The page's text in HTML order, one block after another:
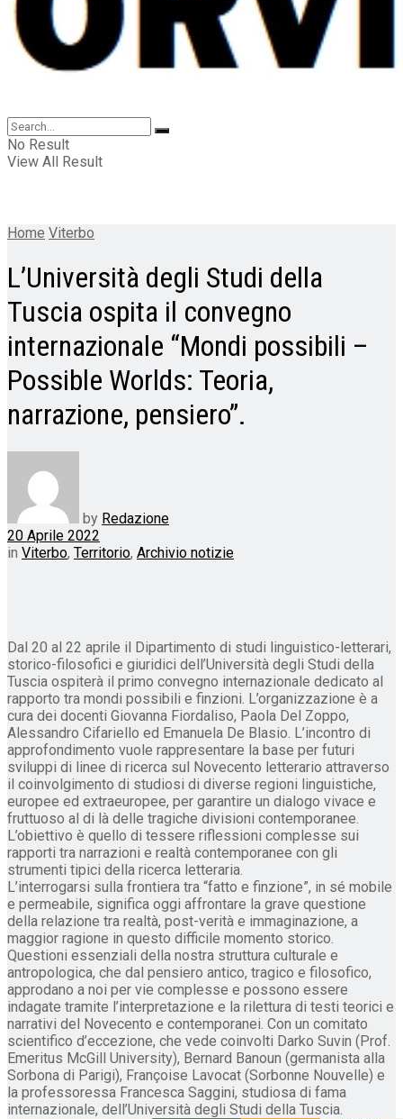
No Result
View All Result
Home Viterbo
L’Università degli Studi della
Tuscia ospita il convegno
internazionale “Mondi possibili –
Possible Worlds: Teoria,
narrazione, pensiero”.
by Redazione
20 Aprile 2022
in Viterbo, Territorio, Archivio notizie
Dal 20 al 22 aprile il Dipartimento di studi linguistico-letterari,
storico-filosofici e giuridici dell’Università degli Studi della
Tuscia ospiterà il primo convegno internazionale dedicato al
rapporto tra mondi possibili e finzioni. L’organizzazione è a
cura dei docenti Giovanna Fiordaliso, Paola Del Zoppo,
Alessandro Cifariello ed Emanuela De Blasio. L’incontro di
approfondimento vuole rappresentare la base per futuri
sviluppi di linee di ricerca sul Novecento letterario attraverso
il coinvolgimento di studiosi di diverse regioni linguistiche,
europee ed extraeuropee, per garantire un dialogo vivace e
fruttuoso al di là delle tragiche divisioni contemporanee.
L’obiettivo è quello di tessere riflessioni complesse sui
rapporti tra narrazioni e realtà contemporanee con gli
strumenti tipici della ricerca letteraria.
L’interrogarsi sulla frontiera tra “fatto e finzione”, in sé mobile
e permeabile, significa oggi affrontare la grave questione
della relazione tra realtà, post-verità e immaginazione, a
maggior ragione in questo difficile momento storico.
Questioni essenziali della nostra struttura culturale e
antropologica, che dal pensiero antico, tragico e filosofico,
approdano a noi per vie complesse e possono essere
indagate tramite l’interpretazione e la rilettura di testi teorici e
narrativi del Novecento e contemporanei. Con un comitato
scientifico d’eccezione, che vede coinvolti Darko Suvin (Prof.
Emeritus McGill University), Bernard Banoun (germanista alla
Sorbona di Parigi), Françoise Lavocat (Sorbonne Nouvelle) e
la professoressa Francesca Saggini, studiosa di fama
internazionale, dell’Università degli Studi della Tuscia.